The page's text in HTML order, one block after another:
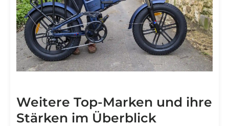
Weitere Top-Marken und ihre
Stärken im Überblick